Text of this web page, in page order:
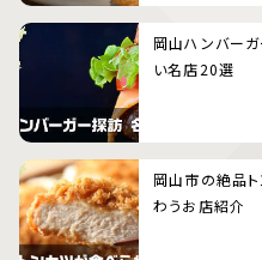
岡山ハンバー
い名店20選
岡山市の絶品
わうお店紹介